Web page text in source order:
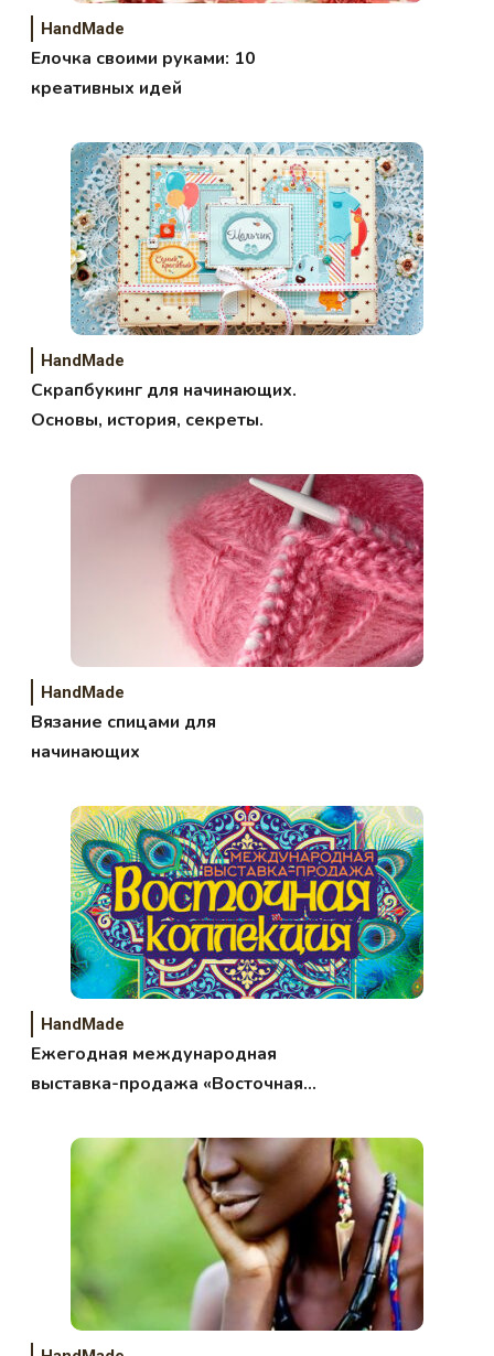
HandMade
Елочка своими руками: 10
креативных идей
HandMade
Скрапбукинг для начинающих.
Основы, история, секреты.
HandMade
Вязание спицами для
начинающих
HandMade
Ежегодная международная
выставка-продажа «Восточная